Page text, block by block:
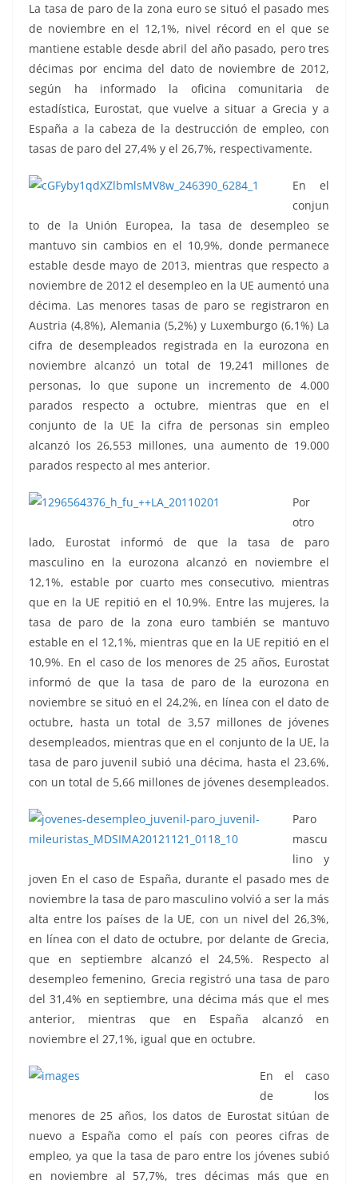
La tasa de paro de la zona euro se situó el pasado mes
de noviembre en el 12,1%, nivel récord en el que se
mantiene estable desde abril del año pasado, pero tres
décimas por encima del dato de noviembre de 2012,
según ha informado la oficina comunitaria de
estadística, Eurostat, que vuelve a situar a Grecia y a
España a la cabeza de la destrucción de empleo, con
tasas de paro del 27,4% y el 26,7%, respectivamente.
En el
conjun
to de la Unión Europea, la tasa de desempleo se
mantuvo sin cambios en el 10,9%, donde permanece
estable desde mayo de 2013, mientras que respecto a
noviembre de 2012 el desempleo en la UE aumentó una
décima. Las menores tasas de paro se registraron en
Austria (4,8%), Alemania (5,2%) y Luxemburgo (6,1%) La
cifra de desempleados registrada en la eurozona en
noviembre alcanzó un total de 19,241 millones de
personas, lo que supone un incremento de 4.000
parados respecto a octubre, mientras que en el
conjunto de la UE la cifra de personas sin empleo
alcanzó los 26,553 millones, una aumento de 19.000
parados respecto al mes anterior.
Por
otro
lado, Eurostat informó de que la tasa de paro
masculino en la eurozona alcanzó en noviembre el
12,1%, estable por cuarto mes consecutivo, mientras
que en la UE repitió en el 10,9%. Entre las mujeres, la
tasa de paro de la zona euro también se mantuvo
estable en el 12,1%, mientras que en la UE repitió en el
10,9%. En el caso de los menores de 25 años, Eurostat
informó de que la tasa de paro de la eurozona en
noviembre se situó en el 24,2%, en línea con el dato de
octubre, hasta un total de 3,57 millones de jóvenes
desempleados, mientras que en el conjunto de la UE, la
tasa de paro juvenil subió una décima, hasta el 23,6%,
con un total de 5,66 millones de jóvenes desempleados.
Paro
mascu
lino y
joven En el caso de España, durante el pasado mes de
noviembre la tasa de paro masculino volvió a ser la más
alta entre los países de la UE, con un nivel del 26,3%,
en línea con el dato de octubre, por delante de Grecia,
que en septiembre alcanzó el 24,5%. Respecto al
desempleo femenino, Grecia registró una tasa de paro
del 31,4% en septiembre, una décima más que el mes
anterior, mientras que en España alcanzó en
noviembre el 27,1%, igual que en octubre.
En el caso
de los
menores de 25 años, los datos de Eurostat sitúan de
nuevo a España como el país con peores cifras de
empleo, ya que la tasa de paro entre los jóvenes subió
en noviembre al 57,7%, tres décimas más que en